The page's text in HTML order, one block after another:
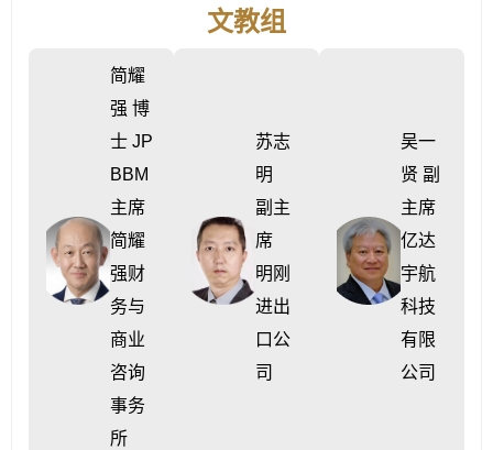
文教组
简耀
强 博
士 JP
BBM
主席
简耀
强财
务与
商业
咨询
事务
所
苏志
明
副主
席
明刚
进出
口公
司
吴一
贤 副
主席
亿达
宇航
科技
有限
公司